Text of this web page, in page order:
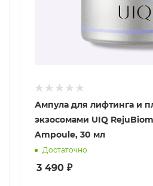
Ампула для лифтинга и
экзосомами UIQ
Ampoule, 30 мл
Достаточно
3 490 ₽